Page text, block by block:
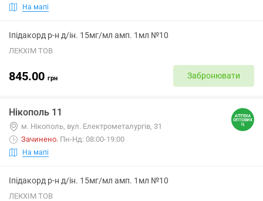
На мапі
Іпідакорд р-н д/ін. 15мг/мл амп. 1мл №10
ЛЕКХІМ ТОВ
845.00 грн Забронювати
Нікополь 11
м. Нікополь, вул. Електрометалургів, 31
Зачинено. Пн-Нд: 08:00-19:00
На мапі
Іпідакорд р-н д/ін. 15мг/мл амп. 1мл №10
ЛЕКХІМ ТОВ